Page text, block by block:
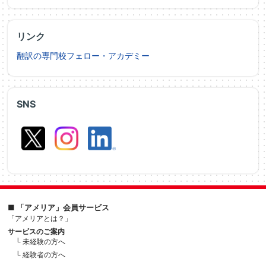
SNS
リンク
翻訳の専門校フェロー・アカデミー
■ 「アメリア」会員サービス
「アメリアとは？」
サービスのご案内
└ 未経験の方へ
└ 経験者の方へ